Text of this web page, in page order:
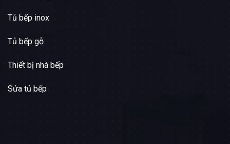
Tủ bếp inox
Tủ bếp gỗ
Thiết bị nhà bếp
Sửa tủ bếp